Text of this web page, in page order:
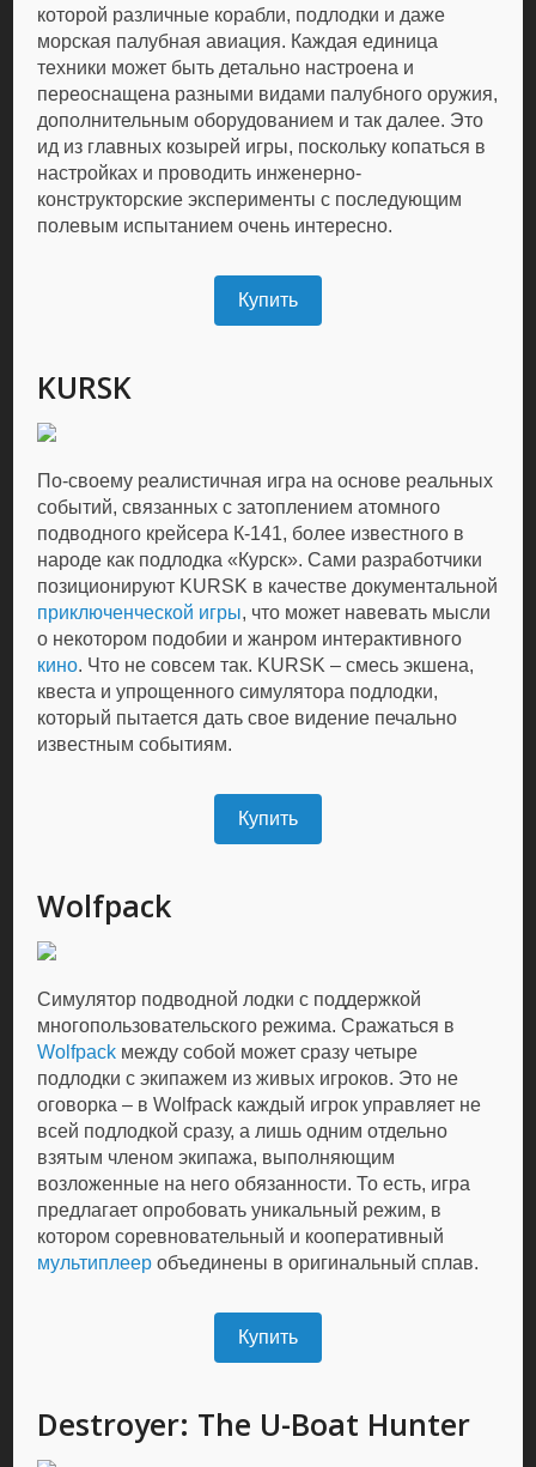
которой различные корабли, подлодки и даже
морская палубная авиация. Каждая единица
техники может быть детально настроена и
переоснащена разными видами палубного оружия,
дополнительным оборудованием и так далее. Это
ид из главных козырей игры, поскольку копаться в
настройках и проводить инженерно-
конструкторские эксперименты с последующим
полевым испытанием очень интересно.
Купить
KURSK
По-своему реалистичная игра на основе реальных
событий, связанных с затоплением атомного
подводного крейсера К-141, более известного в
народе как подлодка «Курск». Сами разработчики
позиционируют KURSK в качестве документальной
приключенческой игры, что может навевать мысли
о некотором подобии и жанром интерактивного
кино. Что не совсем так. KURSK – смесь экшена,
квеста и упрощенного симулятора подлодки,
который пытается дать свое видение печально
известным событиям.
Купить
Wolfpack
Симулятор подводной лодки с поддержкой
многопользовательского режима. Сражаться в
Wolfpack между собой может сразу четыре
подлодки с экипажем из живых игроков. Это не
оговорка – в Wolfpack каждый игрок управляет не
всей подлодкой сразу, а лишь одним отдельно
взятым членом экипажа, выполняющим
возложенные на него обязанности. То есть, игра
предлагает опробовать уникальный режим, в
котором соревновательный и кооперативный
мультиплеер объединены в оригинальный сплав.
Купить
Destroyer: The U-Boat Hunter